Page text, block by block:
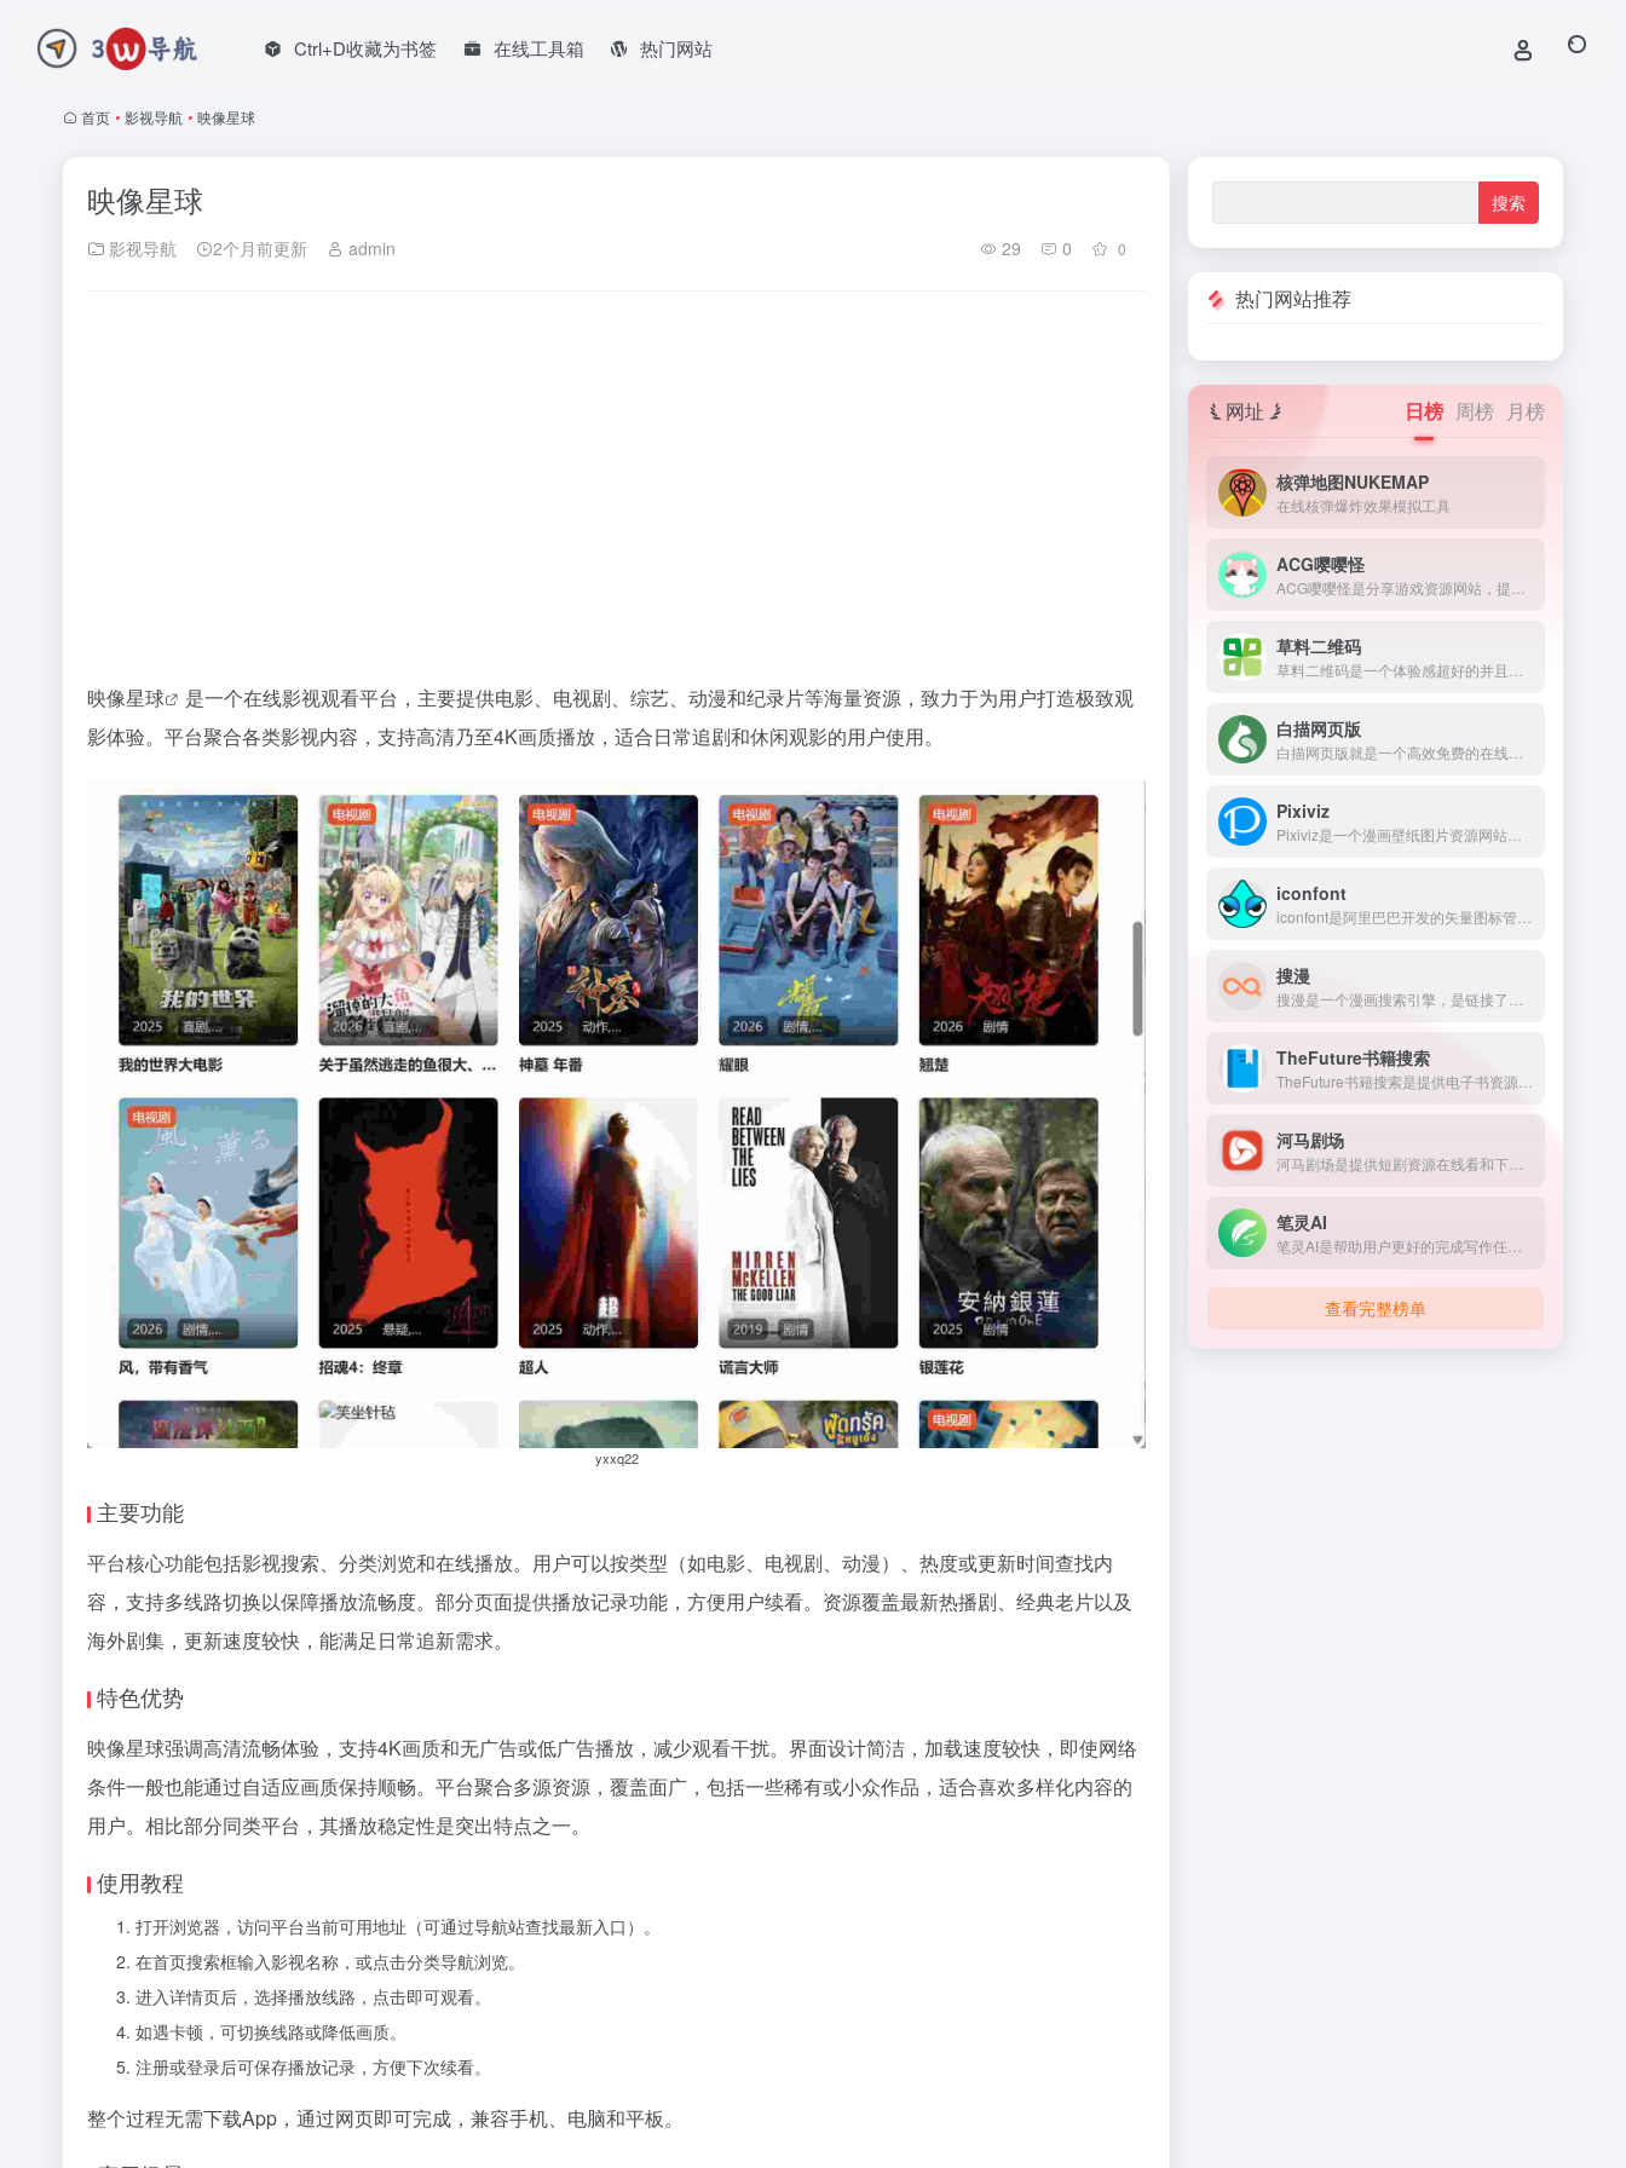
Ctrl+D收藏为书签 在线工具箱 热门网站
首页 • 影视导航 • 映像星球
映像星球
影视导航 2个月前更新 admin 29 0 0
映像星球
是一个在线影视观看平台，主要提供电影、电视剧、综艺、动漫和纪录片等海量资源，致力于为用户打造极致观
影体验。平台聚合各类影视内容，支持高清乃至4K画质播放，适合日常追剧和休闲观影的用户使用。
yxxq22
主要功能
平台核心功能包括影视搜索、分类浏览和在线播放。用户可以按类型（如电影、电视剧、动漫）、热度或更新时间查找内
容，支持多线路切换以保障播放流畅度。部分页面提供播放记录功能，方便用户续看。资源覆盖最新热播剧、经典老片以及
海外剧集，更新速度较快，能满足日常追新需求。
特色优势
映像星球强调高清流畅体验，支持4K画质和无广告或低广告播放，减少观看干扰。界面设计简洁，加载速度较快，即使网络
条件一般也能通过自适应画质保持顺畅。平台聚合多源资源，覆盖面广，包括一些稀有或小众作品，适合喜欢多样化内容的
用户。相比部分同类平台，其播放稳定性是突出特点之一。
使用教程
打开浏览器，访问平台当前可用地址（可通过导航站查找最新入口）。
在首页搜索框输入影视名称，或点击分类导航浏览。
进入详情页后，选择播放线路，点击即可观看。
如遇卡顿，可切换线路或降低画质。
注册或登录后可保存播放记录，方便下次续看。
整个过程无需下载App，通过网页即可完成，兼容手机、电脑和平板。
热门网站推荐
网址 日榜 周榜 月榜
核弹地图NUKEMAP
在线核弹爆炸效果模拟工具
ACG嘤嘤怪
草料二维码
白描网页版
Pixiviz
iconfont
搜漫
TheFuture书籍搜索
河马剧场
笔灵AI
查看完整榜单